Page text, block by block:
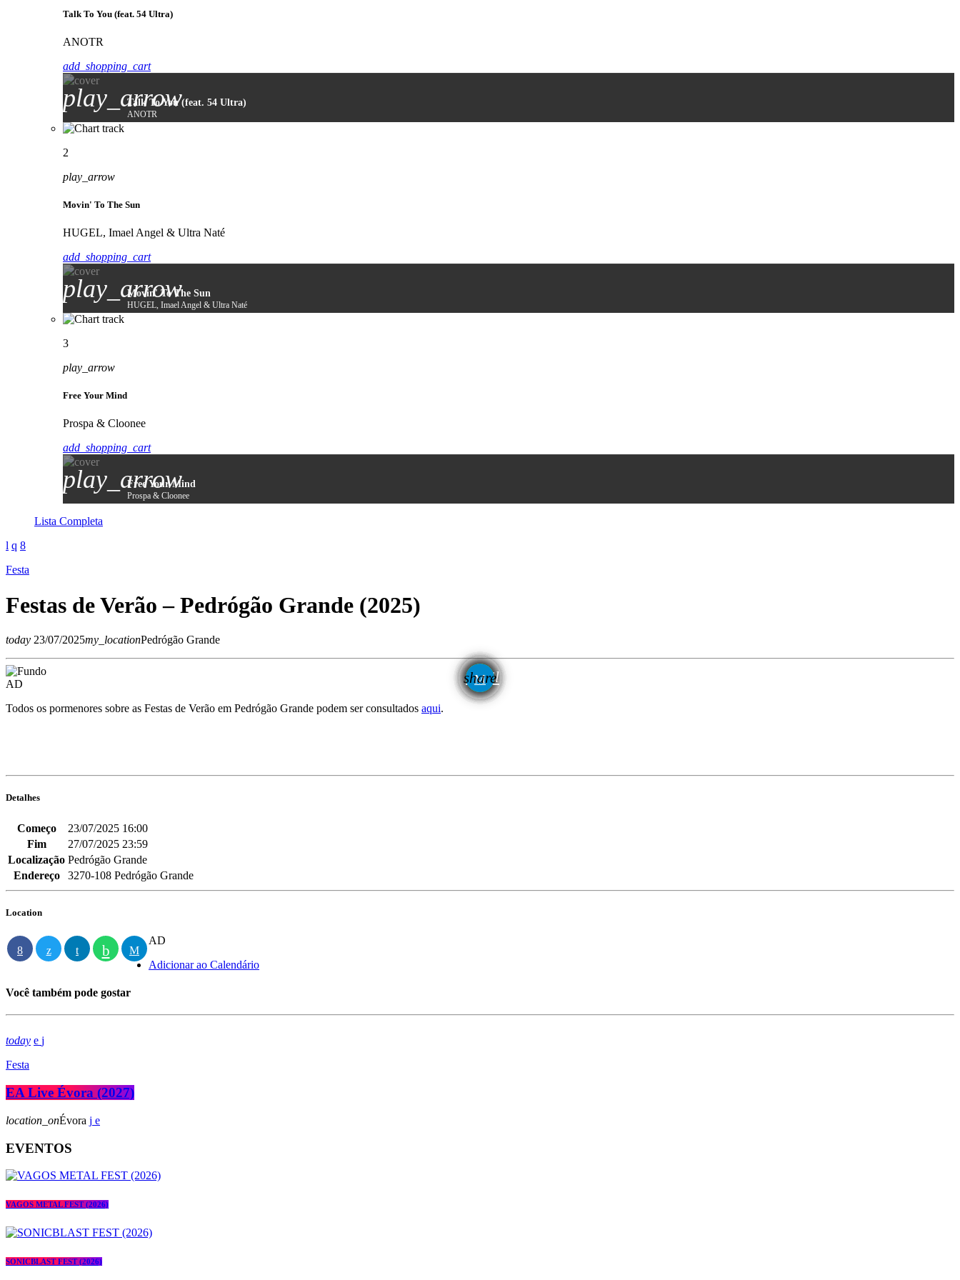
Talk To You (feat. 54 Ultra)
ANOTR
add_shopping_cart
play_arrowTalk To You (feat. 54 Ultra)
ANOTR
2
play_arrow
Movin' To The Sun
HUGEL, Imael Angel & Ultra Naté
add_shopping_cart
play_arrow
Movin' To The Sun
HUGEL, Imael Angel & Ultra Naté
3
play_arrow
Free Your Mind
Prospa & Cloonee
add_shopping_cart
play_arrow
Free Your Mind
Prospa & Cloonee
Lista Completa
Festa
Festas de Verão – Pedrógão Grande (2025)
today 23/07/2025my_locationPedrógão Grande
share
email
AD
Todos os pormenores sobre as Festas de Verão em Pedrógão Grande podem ser consultados aqui.
Detalhes
Começo
23/07/2025 16:00
Fim
27/07/2025 23:59
Localização Pedrógão Grande
Endereço
3270-108 Pedrógão Grande
Location
AD
Adicionar ao Calendário
Você também pode gostar
today
Festa
EA Live Évora (2027)
location_onÉvora
EVENTOS
VAGOS METAL FEST (2026)
SONICBLAST FEST (2026)